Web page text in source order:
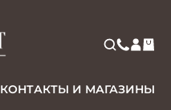
КОНТАКТЫ И МАГАЗИНЫ